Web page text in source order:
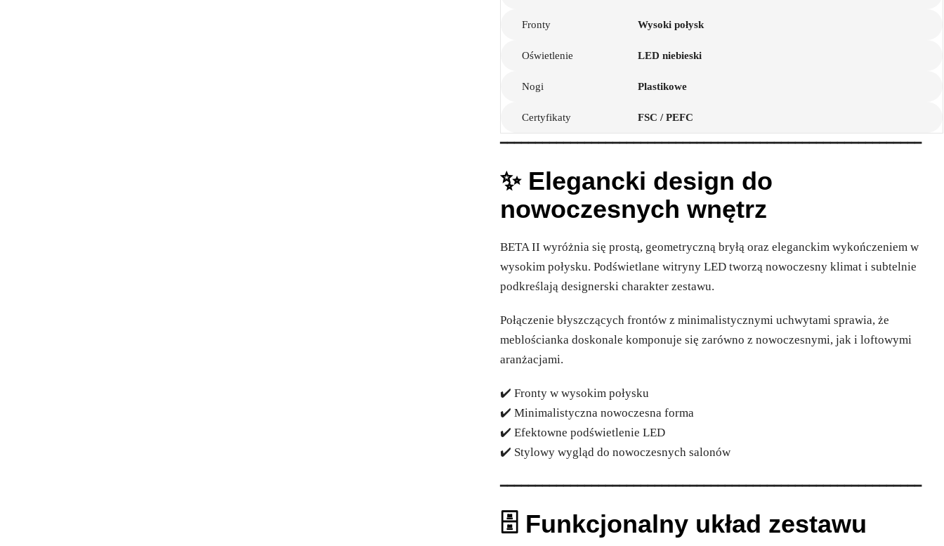
Fronty Wysoki połysk
Oświetlenie LED niebieski
Nogi Plastikowe
Certyfikaty FSC / PEFC
━━━━━━━━━━━━━━━━━━━━━━━━━━━━━━━━━━━━━━━━━━━━━━━━━━━━━━━━━━━━
✨ Elegancki design do
nowoczesnych wnętrz
BETA II wyróżnia się prostą, geometryczną bryłą oraz eleganckim wykończeniem w
wysokim połysku. Podświetlane witryny LED tworzą nowoczesny klimat i subtelnie
podkreślają designerski charakter zestawu.
Połączenie błyszczących frontów z minimalistycznymi uchwytami sprawia, że
meblościanka doskonale komponuje się zarówno z nowoczesnymi, jak i loftowymi
aranżacjami.
✔️ Fronty w wysokim połysku
✔️ Minimalistyczna nowoczesna forma
✔️ Efektowne podświetlenie LED
✔️ Stylowy wygląd do nowoczesnych salonów
━━━━━━━━━━━━━━━━━━━━━━━━━━━━━━━━━━━━━━━━━━━━━━━━━━━━━━━━━━━━
🗄️ Funkcjonalny układ zestawu